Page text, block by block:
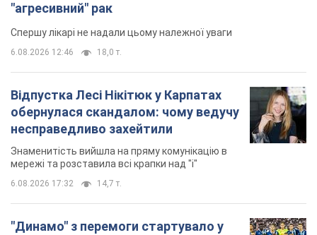
"агресивний" рак
Спершу лікарі не надали цьому належної уваги
6.08.2026 12:46 18,0 т.
Відпустка Лесі Нікітюк у Карпатах
обернулася скандалом: чому ведучу
несправедливо захейтили
Знаменитість вийшла на пряму комунікацію в
мережі та розставила всі крапки над "і"
6.08.2026 17:32 14,7 т.
"Динамо" з перемоги стартувало у